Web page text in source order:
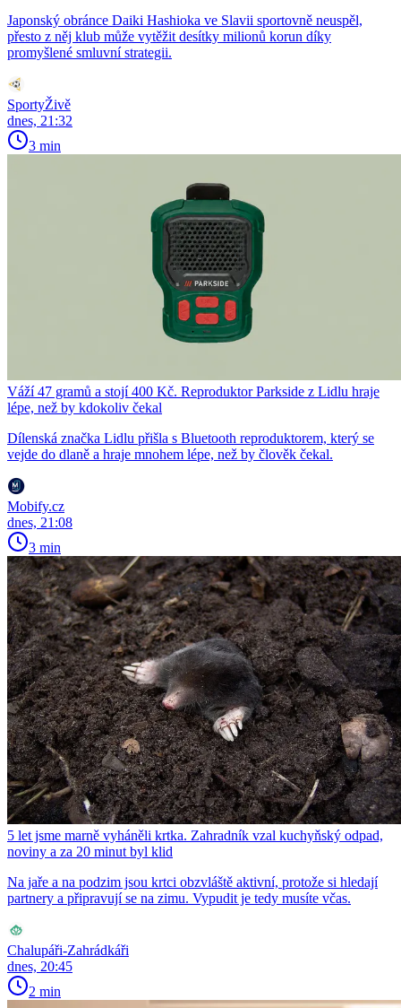
Japonský obránce Daiki Hashioka ve Slavii sportovně neuspěl,
přesto z něj klub může vytěžit desítky milionů korun díky
promyšlené smluvní strategii.
SportyŽivě
dnes, 21:32
3 min
Váží 47 gramů a stojí 400 Kč. Reproduktor Parkside z Lidlu hraje
lépe, než by kdokoliv čekal
Dílenská značka Lidlu přišla s Bluetooth reproduktorem, který se
vejde do dlaně a hraje mnohem lépe, než by člověk čekal.
Mobify.cz
dnes, 21:08
3 min
5 let jsme marně vyháněli krtka. Zahradník vzal kuchyňský odpad,
noviny a za 20 minut byl klid
Na jaře a na podzim jsou krtci obzvláště aktivní, protože si hledají
partnery a připravují se na zimu. Vypudit je tedy musíte včas.
Chalupáři-Zahrádkáři
dnes, 20:45
2 min